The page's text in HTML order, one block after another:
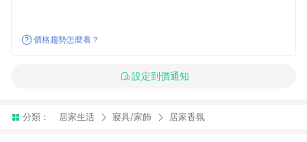
價格趨勢怎麼看？
設定到價通知
分類： 居家生活 寢具/家飾 居家香氛